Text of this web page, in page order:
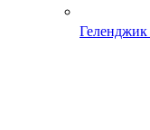
Геленджик